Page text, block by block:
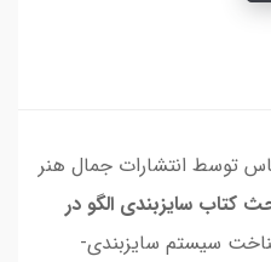
توسط انتشارات جمال هنر
کتاب سایزبندی الگو در
سیستم سایزبندی-